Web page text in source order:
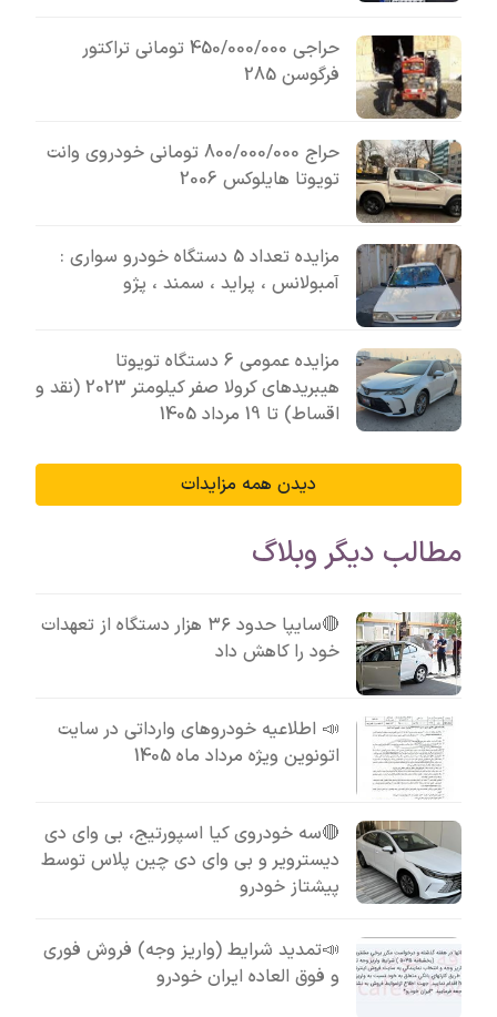
حراجی 450/000/000 تومانی تراکتور
فرگوسن 285
حراج 800/000/000 تومانی خودروی وانت
تویوتا هایلوکس 2006
مزایده تعداد 5 دستگاه خودرو سواری :
آمبولانس ، پراید ، سمند ، پژو
مزایده عمومی 6 دستگاه تویوتا
هیبریدهای کرولا صفر کیلومتر 2023 (نقد و
اقساط) تا 19 مرداد 1405
دیدن همه مزایدات
مطالب دیگر وبلاگ
🔴سایپا حدود ۳۶ هزار دستگاه از تعهدات
خود را کاهش داد
📣 اطلاعیه خودروهای وارداتی در سایت
اتونوین ویژه مرداد ماه 1405
🔴سه خودروی کیا اسپورتیج، بی وای دی
دیسترویر و بی وای دی چین پلاس توسط
پیشتاز خودرو
📣تمدید شرایط (واریز وجه) فروش فوری
و فوق العاده ایران خودرو